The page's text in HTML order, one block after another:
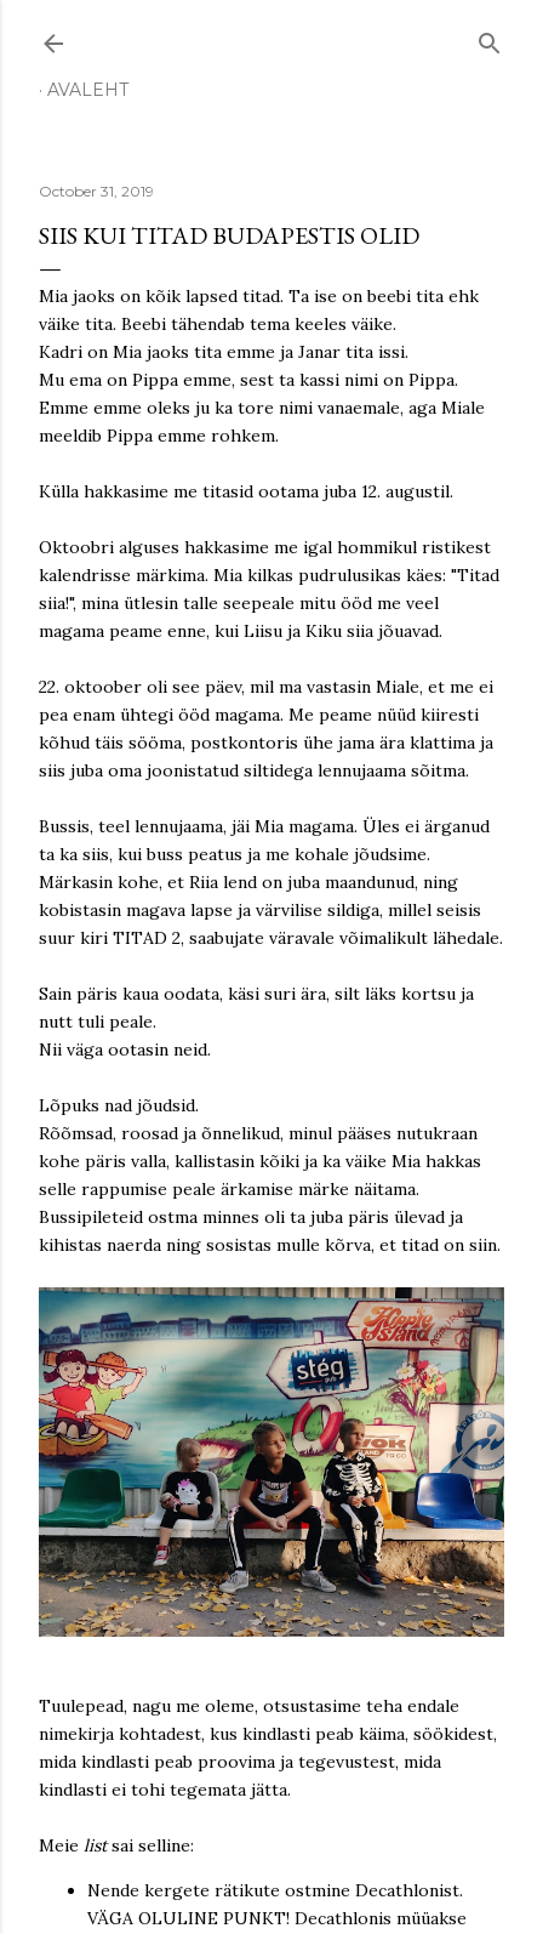
AVALEHT
October 31, 2019
SIIS KUI TITAD BUDAPESTIS OLID
Mia jaoks on kõik lapsed titad. Ta ise on beebi tita ehk
väike tita. Beebi tähendab tema keeles väike.
Kadri on Mia jaoks tita emme ja Janar tita issi.
Mu ema on Pippa emme, sest ta kassi nimi on Pippa.
Emme emme oleks ju ka tore nimi vanaemale, aga Miale
meeldib Pippa emme rohkem.
Külla hakkasime me titasid ootama juba 12. augustil.
Oktoobri alguses hakkasime me igal hommikul ristikest
kalendrisse märkima. Mia kilkas pudrulusikas käes: "Titad
siia!", mina ütlesin talle seepeale mitu ööd me veel
magama peame enne, kui Liisu ja Kiku siia jõuavad.
22. oktoober oli see päev, mil ma vastasin Miale, et me ei
pea enam ühtegi ööd magama. Me peame nüüd kiiresti
kõhud täis sööma, postkontoris ühe jama ära klattima ja
siis juba oma joonistatud siltidega lennujaama sõitma.
Bussis, teel lennujaama, jäi Mia magama. Üles ei ärganud
ta ka siis, kui buss peatus ja me kohale jõudsime.
Märkasin kohe, et Riia lend on juba maandunud, ning
kobistasin magava lapse ja värvilise sildiga, millel seisis
suur kiri TITAD 2, saabujate väravale võimalikult lähedale.
Sain päris kaua oodata, käsi suri ära, silt läks kortsu ja
nutt tuli peale.
Nii väga ootasin neid.
Lõpuks nad jõudsid.
Rõõmsad, roosad ja õnnelikud, minul pääses nutukraan
kohe päris valla, kallistasin kõiki ja ka väike Mia hakkas
selle rappumise peale ärkamise märke näitama.
Bussipileteid ostma minnes oli ta juba päris ülevad ja
kihistas naerda ning sosistas mulle kõrva, et titad on siin.
Tuulepead, nagu me oleme, otsustasime teha endale
nimekirja kohtadest, kus kindlasti peab käima, söökidest,
mida kindlasti peab proovima ja tegevustest, mida
kindlasti ei tohi tegemata jätta.
Meie listsai selline:
Nende kergete rätikute ostmine Decathlonist.
VÄGA OLULINE PUNKT! Decathlonis müüakse